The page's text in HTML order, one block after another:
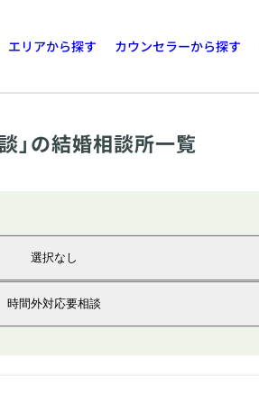
エリアから探す カウンセラーから探す
」の結婚相談所一覧
選択なし
時間外対応要相談